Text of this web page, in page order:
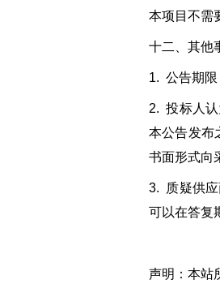
本项目不需
十二、其他
1. 公告期限
2. 投标人
本公告发布
书面形式向
3. 质疑供应
可以在答复
声明：本站